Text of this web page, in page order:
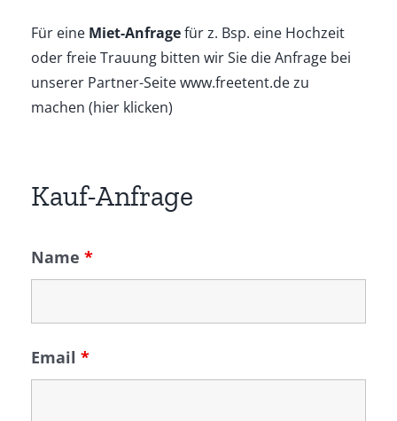
Für eine Miet-Anfragefür z. Bsp. eine Hochzeit
oder freie Trauung bitten wir Sie die Anfrage bei
unserer Partner-Seite www.freetent.de zu
machen (hier klicken)
Kauf-Anfrage
Name *
Email *